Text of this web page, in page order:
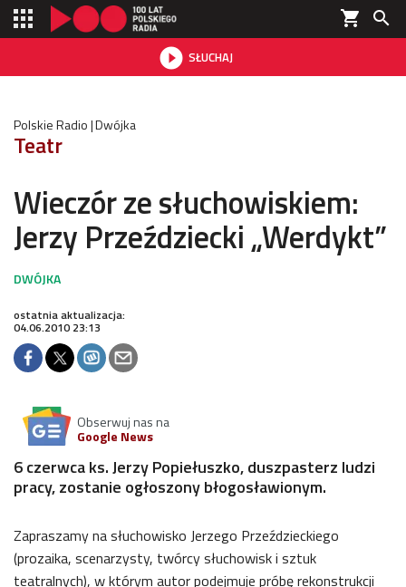
shopping_cart 
 SŁUCHAJ

Polskie Radio Dwójka
Teatr
Wieczór ze słuchowiskiem:
Jerzy Przeździecki „Werdykt”
ostatnia aktualizacja:
04.06.2010 23:13
Obserwuj nas na
Google News
6 czerwca ks. Jerzy Popiełuszko, duszpasterz ludzi
pracy, zostanie ogłoszony błogosławionym.
Zapraszamy na słuchowisko Jerzego Przeździeckiego
(prozaika, scenarzysty, twórcy słuchowisk i sztuk
teatralnych), w którym autor podejmuje próbę rekonstrukcji